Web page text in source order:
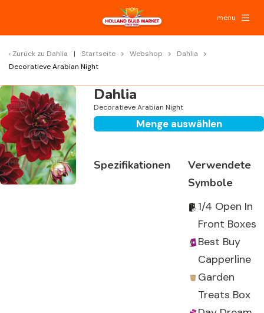
menu
Zurück zu Dahlia Startseite Webshop
Dahlia
Decoratieve Arabian Night
Dahlia
Decoratieve Arabian Night
Menge auswählen
Spezifikationen
Verwendete
Symbole
1/4 Open In
Front Boxes
Best Buy
Capperline
Garden
Treats Box